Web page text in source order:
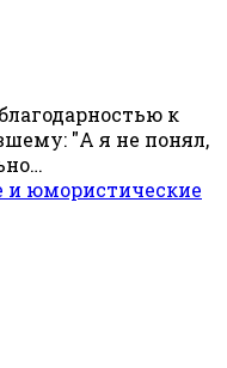
к
"А я не понял,
и юмористические